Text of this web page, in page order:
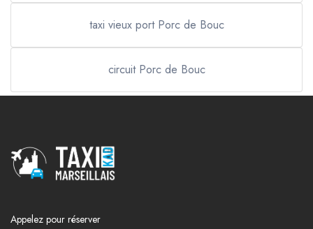
taxi vieux port Porc de Bouc
circuit Porc de Bouc
Appelez pour réserver